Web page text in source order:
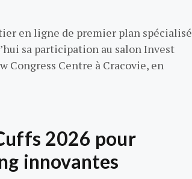
en ligne de premier plan spécialisé
sa participation au salon Invest
Congress Centre à Cracovie, en
2026 pour
innovantes